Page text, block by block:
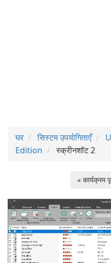
घर सिस्टम उपयोगिताएँ
Edition
स्क्रीनशॉट 2
« कार्यक्रम